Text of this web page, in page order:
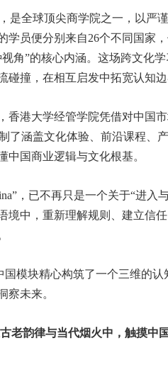
是全球顶尖商学院之一，以严
学员便分别来自26个不同国家
角”的核心内涵。这场跨文化
碰撞，在相互启发中拓宽认知
香港大学经管学院凭借对中国
了涵盖文化体验、前沿课程、
中国商业逻辑与文化根基。
，已不再只是一个关于“进
境中，重新理解规则、建立信
国模块精心构筑了一个三维的
察未来。
老韵律与当代烟火中，触摸中